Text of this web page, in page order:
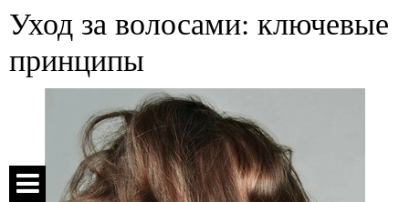
Уход за волосами: ключевые
принципы